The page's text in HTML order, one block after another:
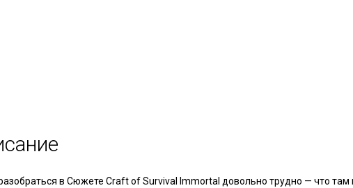
в Сюжете Craft of Survival Immortal довольно трудно — что там